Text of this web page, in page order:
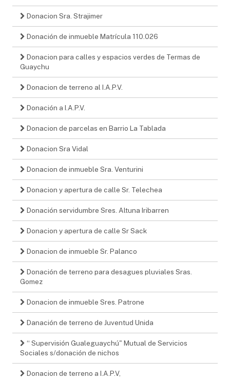
Donacion Sra. Strajimer
Donación de inmueble Matrícula 110.026
Donacion para calles y espacios verdes de Termas de
Guaychu
Donacion de terreno al I.A.P.V.
Donación a I.A.P.V.
Donacion de parcelas en Barrio La Tablada
Donacion Sra Vidal
Donacion de inmueble Sra. Venturini
Donacion y apertura de calle Sr. Telechea
Donación servidumbre Sres. Altuna Iribarren
Donacion y apertura de calle Sr Sack
Donacion de inmueble Sr. Palanco
Donación de terreno para desagues pluviales Sras.
Gomez
Donacion de inmueble Sres. Patrone
Danación de terreno de Juventud Unida
“ Supervisión Gualeguaychú" Mutual de Servicios
Sociales s/donación de nichos
Donacion de terreno a I.A.P.V,